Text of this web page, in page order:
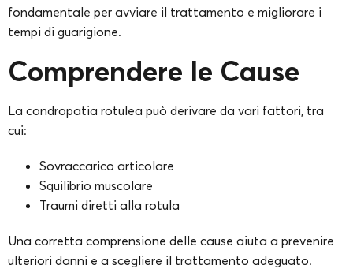
fondamentale per avviare il trattamento e migliorare i
tempi di guarigione.
Comprendere le Cause
La condropatia rotulea può derivare da vari fattori, tra
cui:
Sovraccarico articolare
Squilibrio muscolare
Traumi diretti alla rotula
Una corretta comprensione delle cause aiuta a prevenire
ulteriori danni e a scegliere il trattamento adeguato.